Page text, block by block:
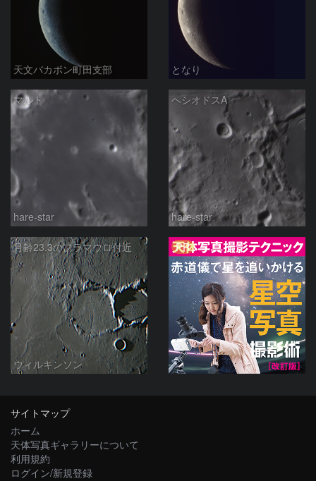
天文バカボン町田支部 となり
マルト
hare-star
ヘシオドスA
hare-star
月齢23.3のフラマウロ付近
ウィルキンソン
PR
サイトマップ
ホーム
天体写真ギャラリーについて
利用規約
ログイン/新規登録